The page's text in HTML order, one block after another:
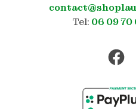
Tel: 06 09 70